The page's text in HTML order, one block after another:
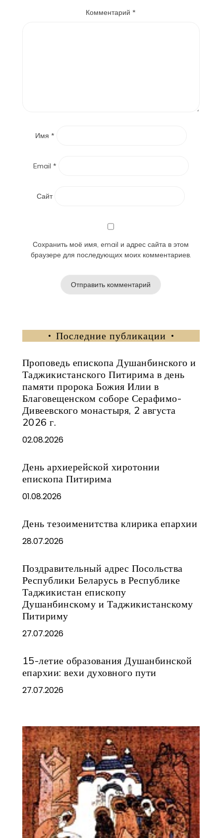
Комментарий*
Имя *
Email *
Сайт
Сохранить моё имя, email и адрес сайта в этом
браузере для последующих моих комментариев.
Последние публикации
Проповедь епископа Душанбинского и
Таджикистанского Питирима в день
памяти пророка Божия Илии в
Благовещенском соборе Серафимо-
Дивеевского монастыря, 2 августа
2026 г.
02.08.2026
День архиерейской хиротонии
епископа Питирима
01.08.2026
День тезоименитства клирика епархии
28.07.2026
Поздравительный адрес Посольства
Республики Беларусь в Республике
Таджикистан епископу
Душанбинскому и Таджикистанскому
Питириму
27.07.2026
15-летие образования Душанбинской
епархии: вехи духовного пути
27.07.2026